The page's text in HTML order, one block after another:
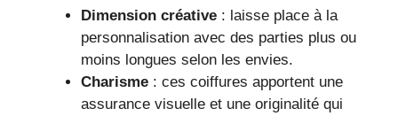
Dimension créative : laisse place à la
personnalisation avec des parties plus ou
moins longues selon les envies.
Charisme : ces coiffures apportent une
assurance visuelle et une originalité qui